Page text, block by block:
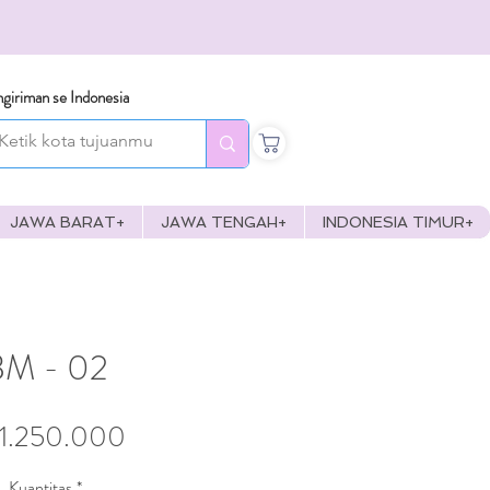
se Indonesia
JAWA BARAT+ JAWA TENGAH+ INDONESIA TIMUR+
- 02